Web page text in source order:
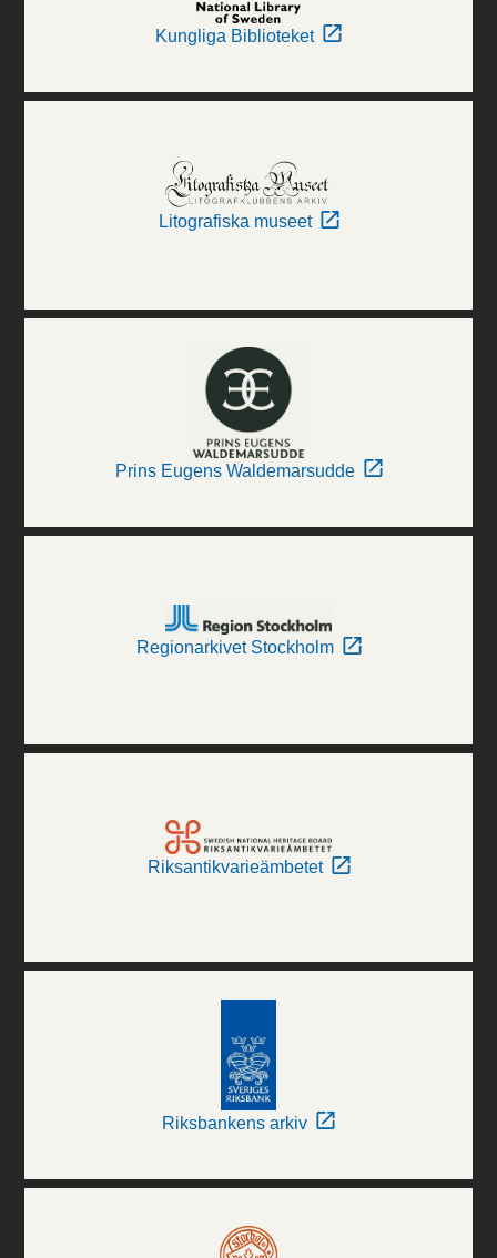
Kungliga Biblioteket
Litografiska museet
Prins Eugens Waldemarsudde
Regionarkivet Stockholm
Riksantikvarieämbetet
Riksbankens arkiv